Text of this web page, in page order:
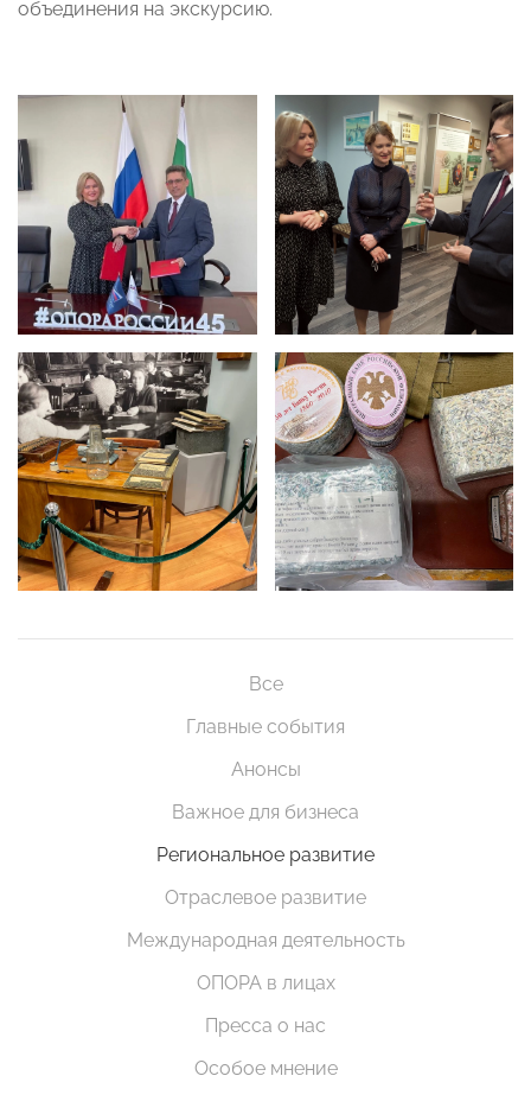
объединения на экскурсию.
Все
Главные события
Анонсы
Важное для бизнеса
Региональное развитие
Отраслевое развитие
Международная деятельность
ОПОРА в лицах
Пресса о нас
Особое мнение